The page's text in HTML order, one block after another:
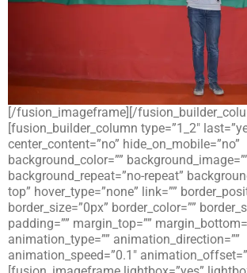
[/fusion_imageframe][/
[fusion_builder_column type=”1_2″
center_content=”no” hide_on_mobile=”no”
background_color=””
background_repeat=”no-repeat”
top” hover_type=”none” link=””
border_size=”0px” border_color=””
padding=”” margin_top=””
animation_type=”” animation_direction=””
animation_speed=”0.1″